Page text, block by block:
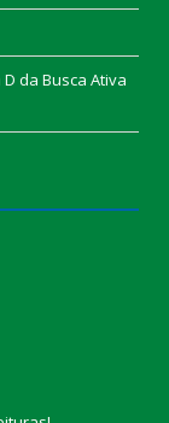
da Busca Ativa